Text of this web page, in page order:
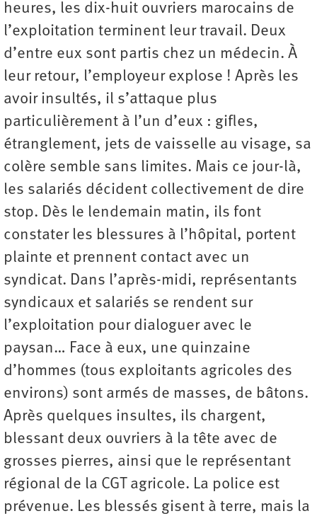
heures, les dix-huit ouvriers marocains de
l’exploitation terminent leur travail. Deux
d’entre eux sont partis chez un médecin. À
leur retour, l’employeur explose ! Après les
avoir insultés, il s’attaque plus
particulièrement à l’un d’eux : gifles,
étranglement, jets de vaisselle au visage, sa
colère semble sans limites. Mais ce jour-là,
les salariés décident collectivement de dire
stop. Dès le lendemain matin, ils font
constater les blessures à l’hôpital, portent
plainte et prennent contact avec un
syndicat. Dans l’après-midi, représentants
syndicaux et salariés se rendent sur
l’exploitation pour dialoguer avec le
paysan… Face à eux, une quinzaine
d’hommes (tous exploitants agricoles des
environs) sont armés de masses, de bâtons.
Après quelques insultes, ils chargent,
blessant deux ouvriers à la tête avec de
grosses pierres, ainsi que le représentant
régional de la CGT agricole. La police est
prévenue. Les blessés gisent à terre, mais la